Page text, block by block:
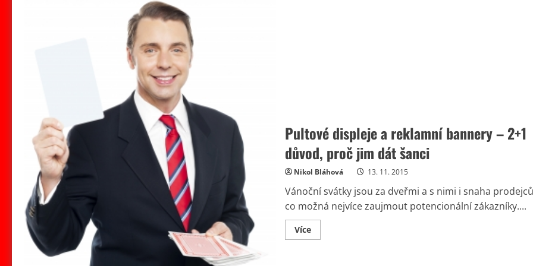
Pultové displeje a reklamní bannery – 2+1
důvod, proč jim dát šanci
Nikol Bláhová 13. 11. 2015
Vánoční svátky jsou za dveřmi a s nimi i snaha prodejců
co možná nejvíce zaujmout potencionální zákazníky....
VíceRead
more